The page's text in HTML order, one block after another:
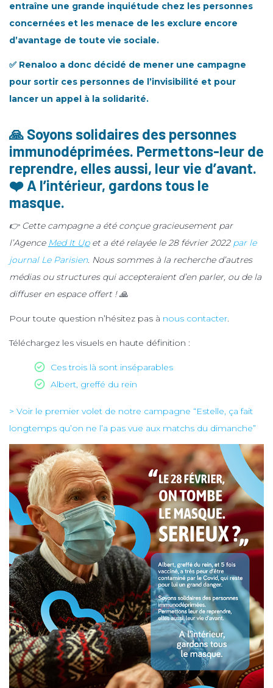
entraîne une grande inquiétude chez les personnes
concernées et les menace de les exclure encore
d’avantage de toute vie sociale.
✅ Renaloo a donc décidé de mener une campagne
pour sortir ces personnes de l’invisibilité et pour
lancer un appel à la solidarité.
🙏 Soyons solidaires des personnes
immunodéprimées. Permettons-leur de
reprendre, elles aussi, leur vie d’avant.
❤️ A l’intérieur, gardons tous le
masque.
👉 Cette campagne a été conçue gracieusement par
l’Agence Med It Upet a été relayée le 28 février 2022 par le
journal Le Parisien. Nous sommes à la recherche d’autres
médias ou structures qui accepteraient d’en parler, ou de la
diffuser en espace offert ! 🙏
Pour toute question n’hésitez pas à nous contacter.
Téléchargez les visuels en haute définition :
Ces trois là sont inséparables
Albert, greffé du rein
> Voir le premier volet de notre campagne “Estelle, ça fait
longtemps qu’on ne l’a pas vue aux matchs du dimanche”